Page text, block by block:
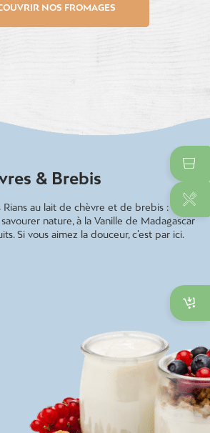

NOS FROMAGES
& Brebis
Rians au lait de chèvre et de brebis : des
nature, à la Vanille de Madagascar
Si vous aimez la douceur, c'est par ici.